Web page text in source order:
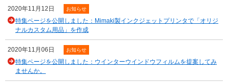
2020年11月12日 お知らせ
特集ページを公開しました：Mimaki製インクジェットプリンタで「オリジ
ナルカスタム用品」を作成
2020年11月06日 お知らせ
特集ページを公開しました：ウインターウインドウフィルムを提案してみ
ませんか。